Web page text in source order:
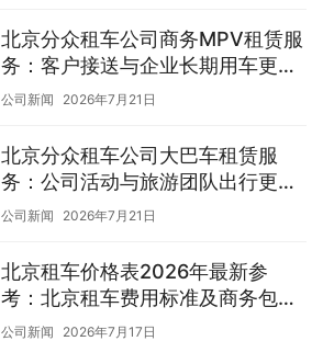
北京分众租车公司商务MPV租赁服
务：客户接送与企业长期用车更具
性价比
公司新闻 2026年7月21日
北京分众租车公司大巴车租赁服
务：公司活动与旅游团队出行更安
心，合规用车无顾虑
公司新闻 2026年7月21日
北京租车价格表2026年最新参
考：北京租车费用标准及商务包车
服务介绍
公司新闻 2026年7月17日